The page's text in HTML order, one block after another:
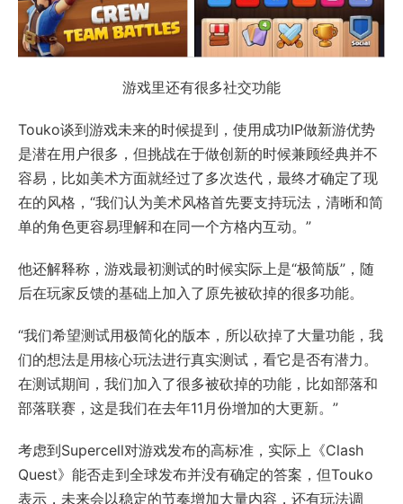
游戏里还有很多社交功能
Touko谈到游戏未来的时候提到，使用成功IP做新游优势
是潜在用户很多，但挑战在于做创新的时候兼顾经典并不
容易，比如美术方面就经过了多次迭代，最终才确定了现
在的风格，“我们认为美术风格首先要支持玩法，清晰和简
单的角色更容易理解和在同一个方格内互动。”
他还解释称，游戏最初测试的时候实际上是“极简版”，随
后在玩家反馈的基础上加入了原先被砍掉的很多功能。
“我们希望测试用极简化的版本，所以砍掉了大量功能，我
们的想法是用核心玩法进行真实测试，看它是否有潜力。
在测试期间，我们加入了很多被砍掉的功能，比如部落和
部落联赛，这是我们在去年11月份增加的大更新。”
考虑到Supercell对游戏发布的高标准，实际上《Clash
Quest》能否走到全球发布并没有确定的答案，但Touko
表示，未来会以稳定的节奏增加大量内容，还有玩法调